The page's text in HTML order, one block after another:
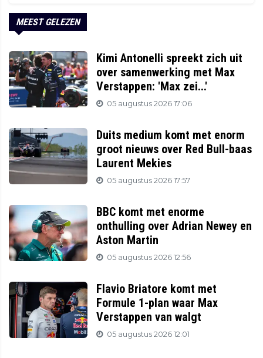
MEEST GELEZEN
Kimi Antonelli spreekt zich uit
over samenwerking met Max
Verstappen: 'Max zei...'
05 augustus 2026 17:06
Duits medium komt met enorm
groot nieuws over Red Bull-baas
Laurent Mekies
05 augustus 2026 17:57
BBC komt met enorme
onthulling over Adrian Newey en
Aston Martin
05 augustus 2026 12:56
Flavio Briatore komt met
Formule 1-plan waar Max
Verstappen van walgt
05 augustus 2026 12:01